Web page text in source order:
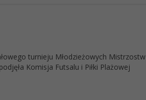
turnieju Młodzieżowych Mistrzostw
Komisja Futsalu i Piłki Plażowej